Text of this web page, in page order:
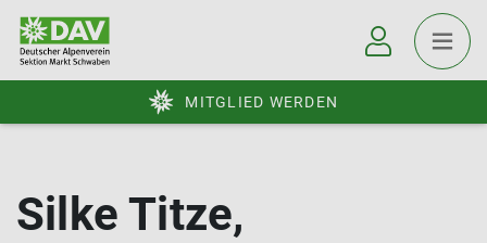
MITGLIED WERDEN
Silke Titze,